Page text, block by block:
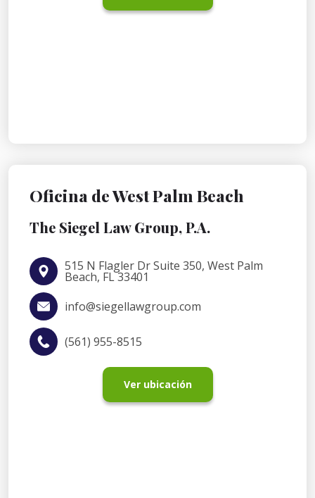
Oficina de West Palm Beach
The Siegel Law Group, P.A.
515 N Flagler Dr Suite 350, West Palm
Beach, FL 33401
info@siegellawgroup.com
(561) 955-8515
Ver ubicación